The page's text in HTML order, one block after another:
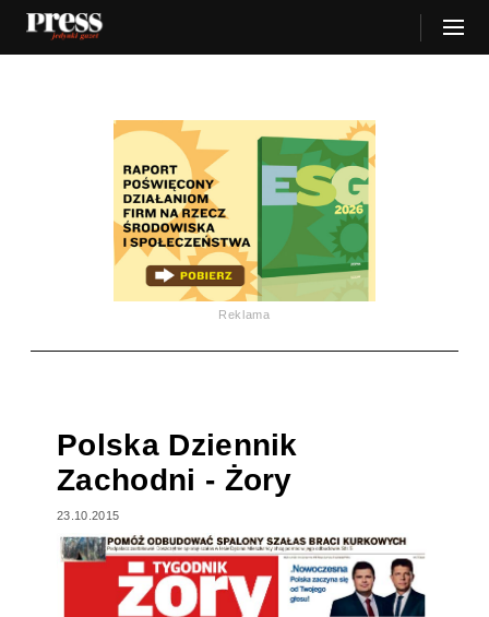
Reklama
Polska Dziennik
Zachodni - Żory
23.10.2015